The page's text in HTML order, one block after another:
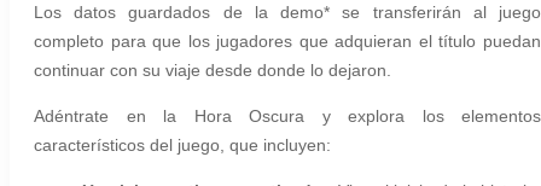
Los datos guardados de la demo* se transferirán al juego
completo para que los jugadores que adquieran el título puedan
continuar con su viaje desde donde lo dejaron.
Adéntrate en la Hora Oscura y explora los elementos
característicos del juego, que incluyen: